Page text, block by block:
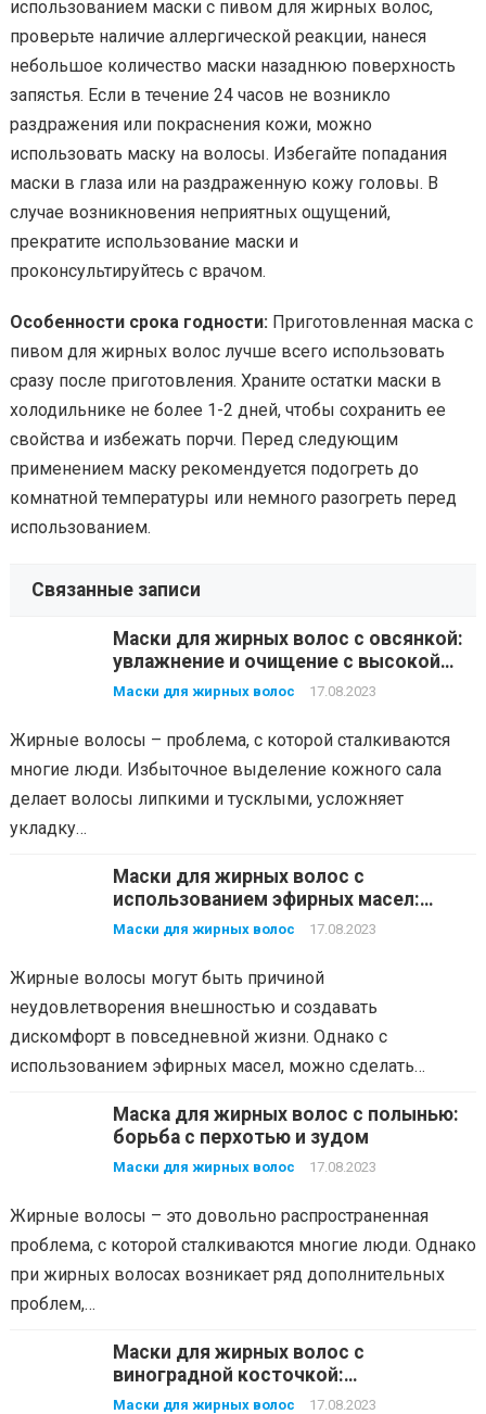
использованием маски с пивом для жирных волос,
проверьте наличие аллергической реакции, нанеся
небольшое количество маски назаднюю поверхность
запястья. Если в течение 24 часов не возникло
раздражения или покраснения кожи, можно
использовать маску на волосы. Избегайте попадания
маски в глаза или на раздраженную кожу головы. В
случае возникновения неприятных ощущений,
прекратите использование маски и
проконсультируйтесь с врачом.
Особенности срока годности:Приготовленная маска с
пивом для жирных волос лучше всего использовать
сразу после приготовления. Храните остатки маски в
холодильнике не более 1-2 дней, чтобы сохранить ее
свойства и избежать порчи. Перед следующим
применением маску рекомендуется подогреть до
комнатной температуры или немного разогреть перед
использованием.
Связанные записи
Маски для жирных волос с овсянкой:
увлажнение и очищение с высокой
эффективностью
Маски для жирных волос 17.08.2023
Жирные волосы – проблема, с которой сталкиваются
многие люди. Избыточное выделение кожного сала
делает волосы липкими и тусклыми, усложняет
укладку…
Маски для жирных волос с
использованием эфирных масел:
выбирайте свой аромат
Маски для жирных волос 17.08.2023
Жирные волосы могут быть причиной
неудовлетворения внешностью и создавать
дискомфорт в повседневной жизни. Однако с
использованием эфирных масел, можно сделать…
Маска для жирных волос с полынью:
борьба с перхотью и зудом
Маски для жирных волос 17.08.2023
Жирные волосы – это довольно распространенная
проблема, с которой сталкиваются многие люди. Однако
при жирных волосах возникает ряд дополнительных
проблем,…
Маски для жирных волос с
виноградной косточкой:
антиоксидантное действие и
Маски для жирных волос 17.08.2023